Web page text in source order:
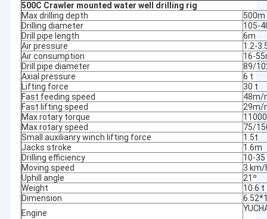
500C Crawler mounted water well drilling rig
Max drilling depth
500m
Drilling diameter
105-
Drill pipe length
6m
Air pressure
1.2-
Air consumption
16-
Drill pipe diameter
89/
Axial pressure
6 t
Lifting force
30 t
Fast feeding speed
48m/
Fast lifting speed
29m/
Max rotary torque
Max rotary speed
75/
Small auxilianry winch lifting force
1.5t
Jacks stroke
1.6m
Drilling efficiency
10-35
Moving speed
3 km/
Uphill angle
21º
Weight
10.6 t
Dimension
Engine